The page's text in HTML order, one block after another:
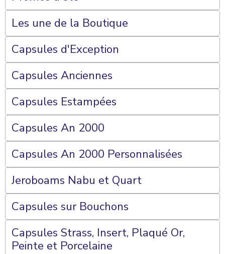
Les une de la Boutique
Capsules d'Exception
Capsules Anciennes
Capsules Estampées
Capsules An 2000
Capsules An 2000 Personnalisées
Jeroboams Nabu et Quart
Capsules sur Bouchons
Capsules Strass, Insert, Plaqué Or,
Peinte et Porcelaine